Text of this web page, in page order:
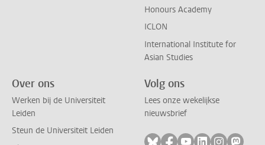
Honours Academy
ICLON
International Institute for
Asian Studies
Over ons
Werken bij de Universiteit
Leiden
Steun de Universiteit Leiden
Volg ons
Lees onze wekelijkse
nieuwsbrief
Volg ons op bluesky
Volg ons op facebook
Volg ons op
Volg ons op
Volg ons
Volg